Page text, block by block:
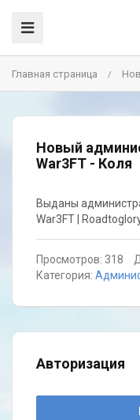
Главная страница /
Новый
War3FT - Коля
Выданы
War3FT |
Просмотров: 318
Категория:
Авторизация